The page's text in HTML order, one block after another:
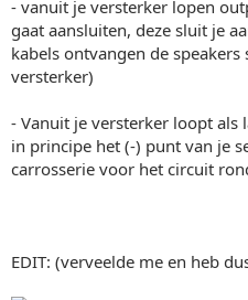
- vanuit je versterker lopen
gaat aansluiten, deze sluit je
kabels ontvangen de
versterker)
- Vanuit je versterker loopt als
in principe het (-) punt van je
carrosserie voor het circuit
EDIT: (verveelde me en heb